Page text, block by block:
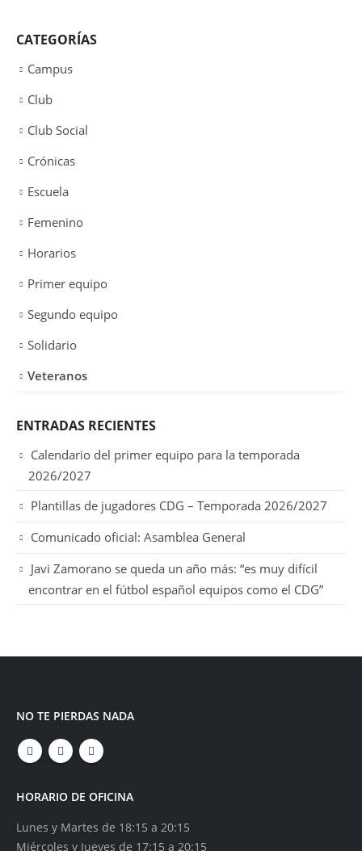
CATEGORÍAS
Campus
Club
Club Social
Crónicas
Escuela
Femenino
Horarios
Primer equipo
Segundo equipo
Solidario
Veteranos
ENTRADAS RECIENTES
Calendario del primer equipo para la temporada
2026/2027
Plantillas de jugadores CDG – Temporada 2026/2027
Comunicado oficial: Asamblea General
Javi Zamorano se queda un año más: “es muy difícil
encontrar en el fútbol español equipos como el CDG”
NO TE PIERDAS NADA
HORARIO DE OFICINA
Lunes y Martes de 18:15 a 20:15
Miércoles y Jueves de 17:15 a 20:15